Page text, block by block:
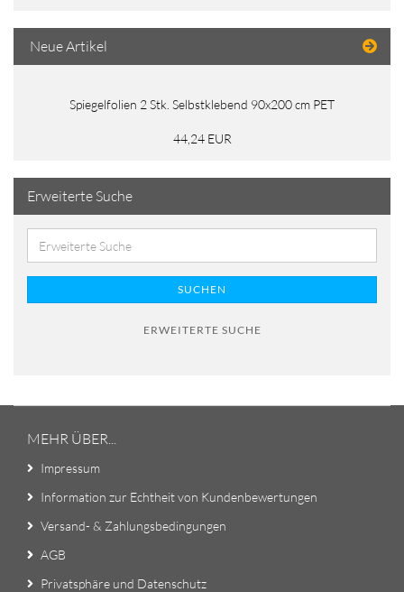
Neue Artikel
Spiegelfolien 2 Stk. Selbstklebend 90x200 cm PET
44,24 EUR
Erweiterte Suche
SUCHEN
ERWEITERTE SUCHE
MEHR ÜBER...
Impressum
Information zur Echtheit von Kundenbewertungen
Versand- & Zahlungsbedingungen
AGB
Privatsphäre und Datenschutz